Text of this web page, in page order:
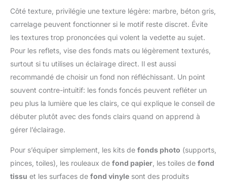
Côté texture, privilégie une texture légère: marbre, béton gris,
carrelage peuvent fonctionner si le motif reste discret. Évite
les textures trop prononcées qui volent la vedette au sujet.
Pour les reflets, vise des fonds mats ou légèrement texturés,
surtout si tu utilises un éclairage direct. Il est aussi
recommandé de choisir un fond non réfléchissant. Un point
souvent contre-intuitif: les fonds foncés peuvent refléter un
peu plus la lumière que les clairs, ce qui explique le conseil de
débuter plutôt avec des fonds clairs quand on apprend à
gérer l’éclairage.
Pour s’équiper simplement, les kits de fonds photo (supports,
pinces, toiles), les rouleaux de fond papier , les toiles de fond
tissu et les surfaces de fond vinyle sont des produits